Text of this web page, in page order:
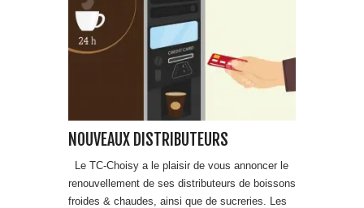
NOUVEAUX DISTRIBUTEURS
Le TC-Choisy a le plaisir de vous annoncer le
renouvellement de ses distributeurs de boissons
froides & chaudes, ainsi que de sucreries. Les